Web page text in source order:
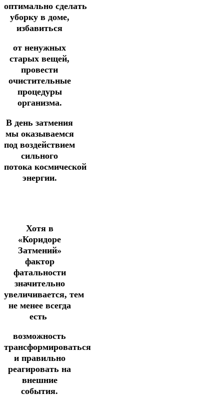
оптимально сделать
уборку в доме,
избавиться
от ненужных
старых вещей,
провести
очистительные
процедуры
организма.
В день затмения
мы оказываемся
под воздействием
сильного
потока космической
энергии.
Хотя в
«Коридоре
Затмений»
фактор
фатальности
значительно
увеличивается, тем
не менее всегда
есть
возможность
трансформироваться
и правильно
реагировать на
внешние
события.